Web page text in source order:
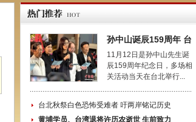
孙中山诞辰159周年 台
11月12日是孙中山先生诞
辰159周年纪念日，多场相
关活动当天在台北举行...
台北秋祭白色恐怖受难者 吁两岸铭记历史
黄埔学员、台湾退将许历农逝世 生前致力